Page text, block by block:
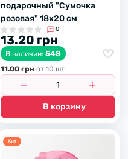
подарочный "Сумочка
розовая" 18х20 см
0
13.20 грн
В наличии: 548
11.00 грн от 10 шт
В корзину
Хит